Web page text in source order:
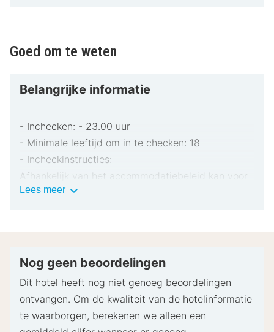
Goed om te weten
Belangrijke informatie
- Inchecken: - 23.00 uur
- Minimale leeftijd om in te checken: 18
- Incheckinstructies:
Afhankelijk van het accommodatiebeleid kan voor
extra personen een toeslag in rekening worden
pinpas of borgsom in contanten te verstrekken
Speciale verzoeken worden onder voorbehoud van
beschikbaarheid bij het inchecken ingewilligd.
Hiervoor kunnen extra kosten in rekening worden
Lees meerBelangrijke
Nog geen beoordelingen
Dit hotel heeft nog niet genoeg beoordelingen
ontvangen. Om de kwaliteit van de hotelinformatie
te waarborgen, berekenen we alleen een